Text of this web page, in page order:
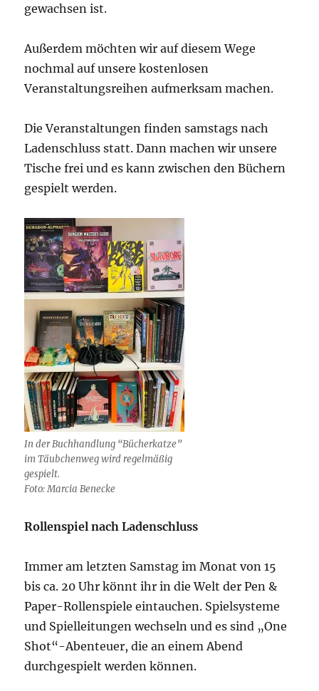
gewachsen ist.
Außerdem möchten wir auf diesem Wege
nochmal auf unsere kostenlosen
Veranstaltungsreihen aufmerksam machen.
Die Veranstaltungen finden samstags nach
Ladenschluss statt. Dann machen wir unsere
Tische frei und es kann zwischen den Büchern
gespielt werden.
In der Buchhandlung “Bücherkatze”
im Täubchenweg wird regelmäßig
gespielt.
Foto: Marcia Benecke
Rollenspiel nach Ladenschluss
Immer am letzten Samstag im Monat von 15
bis ca. 20 Uhr könnt ihr in die Welt der Pen &
Paper-Rollenspiele eintauchen. Spielsysteme
und Spielleitungen wechseln und es sind „One
Shot“-Abenteuer, die an einem Abend
durchgespielt werden können.